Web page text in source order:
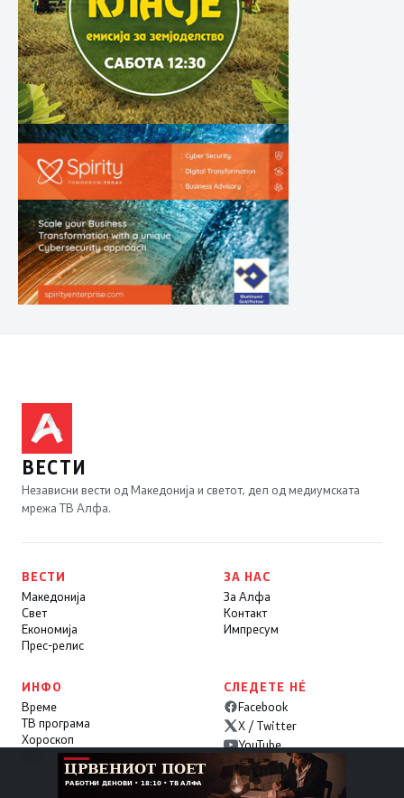
ВЕСТИ
Независни вести од Македонија и светот, дел од медиумската
мрежа ТВ Алфа.
ВЕСТИ
Македонија
Свет
Економија
Прес-релис
ЗА НАС
За Алфа
Контакт
Импресум
ИНФО
Време
ТВ програма
Хороскоп
СЛЕДЕТЕ НÉ
Facebook
X / Twitter
YouTube
Instagram